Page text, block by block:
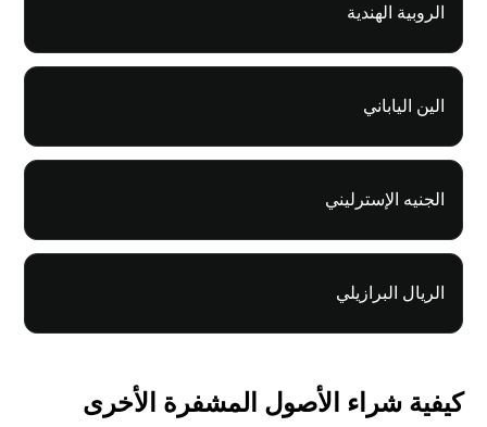
الروبية الهندية
الين الياباني
الجنيه الإسترليني
الريال البرازيلي
كيفية شراء الأصول المشفرة الأخرى